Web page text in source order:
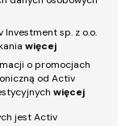
sp. z o.o.
więcej
o promocjach
od Activ
więcej
jest Activ